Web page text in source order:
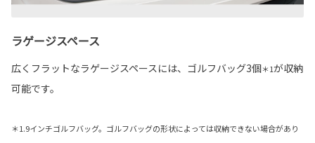
ラゲージスペース
広くフラットなラゲージスペースには、ゴルフバッグ3個＊1が収納
可能です。
＊1.9インチゴルフバッグ。ゴルフバッグの形状によっては収納できない場合があり